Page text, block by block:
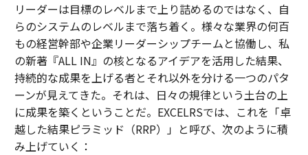
リーダーは目標のレベルまで上り詰めるのではなく、自
らのシステムのレベルまで落ち着く。様々な業界の何百
もの経営幹部や企業リーダーシップチームと協働し、私
の新著『ALL IN』の核となるアイデアを活用した結果、
持続的な成果を上げる者とそれ以外を分ける一つのパタ
ーンが見えてきた。それは、日々の規律という土台の上
に成果を築くということだ。EXCELRSでは、これを「卓
越した結果ピラミッド（RRP）」と呼び、次のように積
み上げていく：